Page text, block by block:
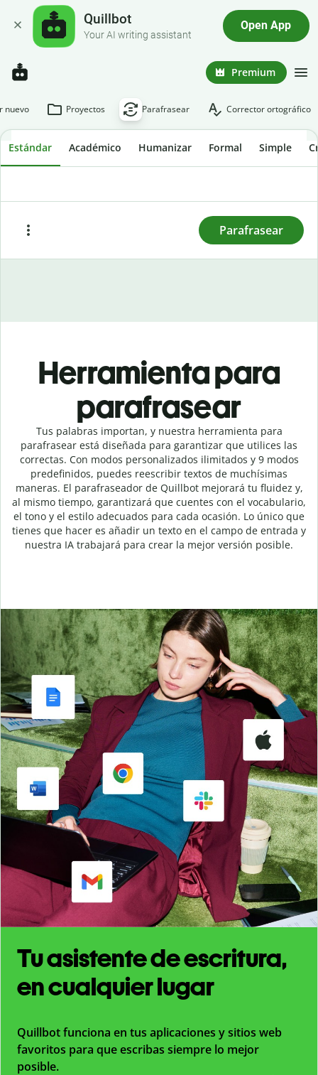
Quillbot
Your AI writing assistant
Open App
Premium
nuevo Proyectos Parafrasear Corrector ortográfico
Estándar Académico Humanizar Formal Simple
clic en “Parafrasear”.
Pegar
Parafrasear
Herramienta para
parafrasear
Tus palabras importan, y nuestra herramienta para
parafrasear está diseñada para garantizar que utilices las
correctas. Con modos personalizados ilimitados y 9 modos
predefinidos, puedes reescribir textos de muchísimas
maneras. El parafraseador de Quillbot mejorará tu fluidez y,
al mismo tiempo, garantizará que cuentes con el vocabulario,
el tono y el estilo adecuados para cada ocasión. Lo único que
tienes que hacer es añadir un texto en el campo de entrada y
nuestra IA trabajará para crear la mejor versión posible.
Tu asistente de escritura,
en cualquier lugar
Quillbot funciona en tus aplicaciones y sitios web
favoritos para que escribas siempre lo mejor
posible.